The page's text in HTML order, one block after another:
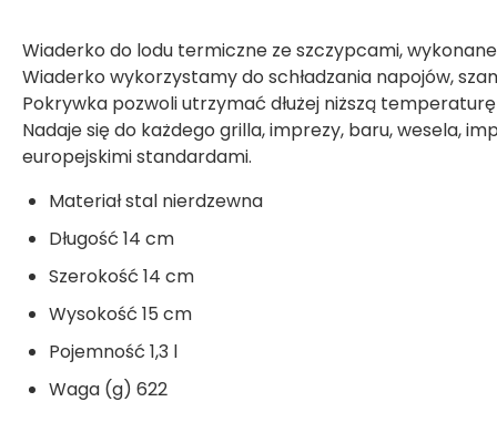
Wiaderko do lodu termiczne ze szczypcami,
Wiaderko wykorzystamy do schładzania napojów,
Pokrywka pozwoli utrzymać dłużej niższą
Nadaje się do każdego grilla, imprezy, baru, wesela,
europejskimi standardami.
Materiał stal nierdzewna
Długość 14 cm
Szerokość 14 cm
Wysokość 15 cm
Pojemność 1,3 l
Waga (g) 622